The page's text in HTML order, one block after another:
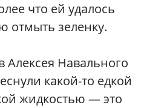
что ей удалось
отмыть зеленку.
Алексея Навального
какой-то едкой
жидкостью — это